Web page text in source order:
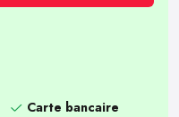
Carte bancaire